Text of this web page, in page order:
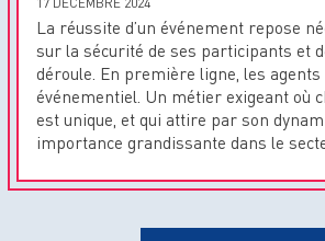
La réussite d’un événement repose
sur la sécurité de ses participants et
déroule. En première ligne, les agents
événementiel. Un métier exigeant où
est unique, et qui attire par son
importance grandissante dans le